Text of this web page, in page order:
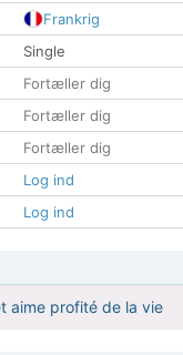
Frankrig
Single
Fortæller dig
Fortæller dig
Fortæller dig
Log ind
Log ind
aime profité de la vie